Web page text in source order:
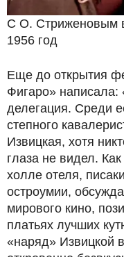
С О. Стриженовым
1956 год
Еще до открытия
Фигаро» написала:
делегация. Среди
степного
Извицкая, хотя
глаза не видел.
холле отеля,
остроумии,
мирового кино,
платьях лучших
«наряд» Извицкой